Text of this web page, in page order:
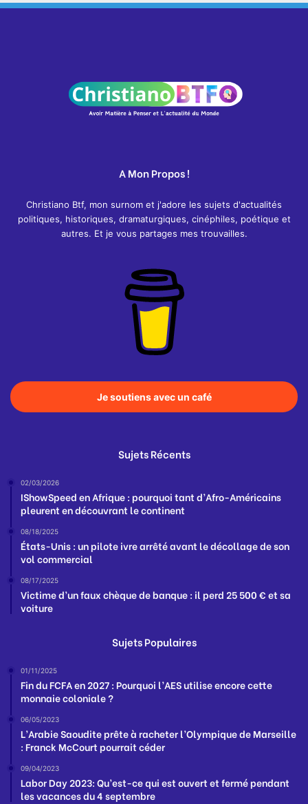
A Mon Propos !
Christiano Btf, mon surnom et j'adore les sujets d'actualités
politiques, historiques, dramaturgiques, cinéphiles, poétique et
autres. Et je vous partages mes trouvailles.
Je soutiens avec un café
Sujets Récents
02/03/2026
IShowSpeed en Afrique : pourquoi tant d’Afro-Américains
pleurent en découvrant le continent
08/18/2025
États-Unis : un pilote ivre arrêté avant le décollage de son
vol commercial
08/17/2025
Victime d’un faux chèque de banque : il perd 25 500 € et sa
voiture
Sujets Populaires
01/11/2025
Fin du FCFA en 2027 : Pourquoi l’AES utilise encore cette
monnaie coloniale ?
06/05/2023
L’Arabie Saoudite prête à racheter l’Olympique de Marseille
: Franck McCourt pourrait céder
09/04/2023
Labor Day 2023: Qu’est-ce qui est ouvert et fermé pendant
les vacances du 4 septembre